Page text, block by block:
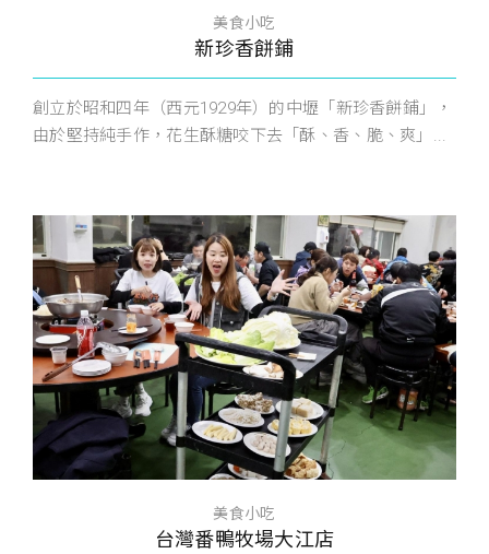
美食小吃
新珍香餅鋪
創立於昭和四年（西元1929年）的中壢「新珍香餅鋪」，
由於堅持純手作，花生酥糖咬下去「酥、香、脆、爽」...
美食小吃
台灣番鴨牧場大江店